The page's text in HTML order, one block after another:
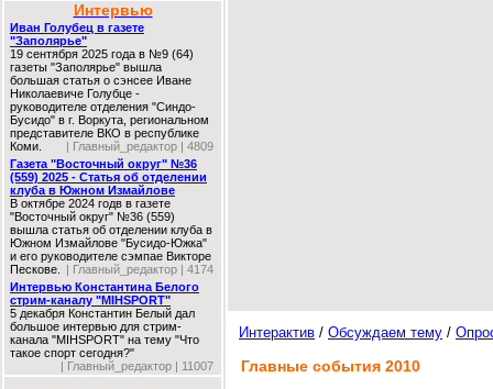
Интервью
Иван Голубец в газете
"Заполярье"
19 сентября 2025 года в №9 (64)
газеты "Заполярье" вышла
большая статья о сэнсее Иване
Николаевиче Голубце -
руководителе отделения "Синдо-
Бусидо" в г. Воркута, региональном
представителе ВКО в республике
Коми.
| Главный_редактор | 4809
Газета "Восточный округ" №36
(559) 2025 - Статья об отделении
клуба в Южном Измайлове
В октябре 2024 годв в газете
"Восточный округ" №36 (559)
вышла статья об отделении клуба в
Южном Измайлове "Бусидо-Южка"
и его руководителе сэмпае Викторе
Пескове.
| Главный_редактор | 4174
Интервью Константина Белого
стрим-каналу "MIHSPORT"
5 декабря Константин Белый дал
большое интервью для стрим-
канала "MIHSPORT" на тему "Что
такое спорт сегодня?"
| Главный_редактор | 11007
Интерактив / Обсуждаем тему /
Главные события 2010